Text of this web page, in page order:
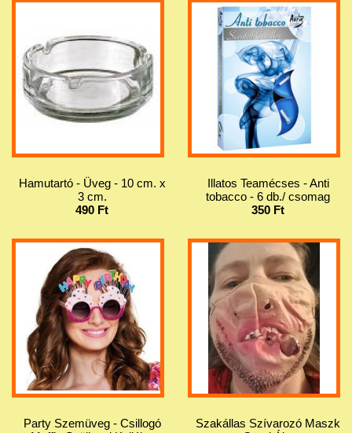
Hamutartó - Üveg - 10 cm. x
3 cm.
490 Ft
Illatos Teamécses - Anti
tobacco - 6 db./ csomag
350 Ft
Party Szemüveg - Csillogó
Szakállas Szívarozó Maszk